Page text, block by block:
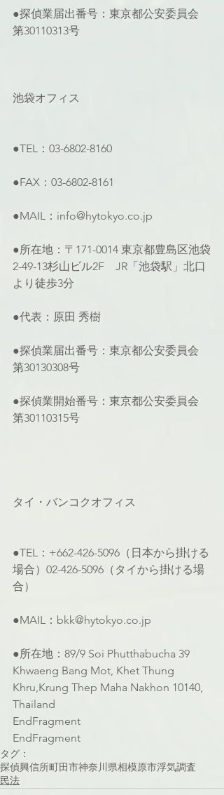
●探偵業届出番号：東京都公安委員会
第30110313号
池袋オフィス
●TEL：03-6802-8160
●FAX：03-6802-8161
●MAIL：info@hytokyo.co.jp
●所在地：〒171-0014 東京都豊島区池袋
2-49-13杉山ビル2F　JR「池袋駅」北口
より徒歩3分
●代表：原田 秀樹
●探偵業届出番号：東京都公安委員会
第30130308号
●探偵業開始番号：東京都公安委員会
第30110315号
タイ・バンコクオフィス
●TEL：+662-426-5096（日本から掛ける
場合）02-426-5096（タイから掛ける場
合）
●MAIL：bkk@hytokyo.co.jp
●所在地：89/9 Soi Phutthabucha 39
Khwaeng Bang Mot, Khet Thung
Khru,Krung Thep Maha Nakhon 10140,
Thailand
EndFragment
EndFragment
タグ：
探偵興信所町田市神奈川県相模原市浮気調査
民法